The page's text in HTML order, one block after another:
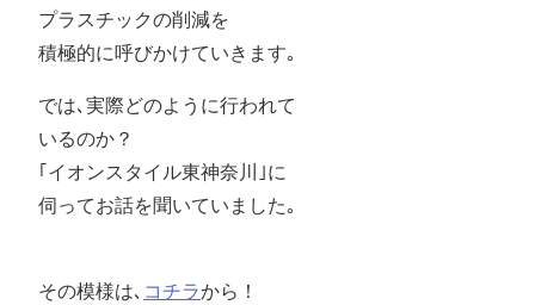
プラスチックの削減を
積極的に呼びかけていきます｡
では､実際どのように行われて
いるのか？
｢イオンスタイル東神奈川｣に
伺ってお話を聞いていました｡
その模様は､ コチラから！